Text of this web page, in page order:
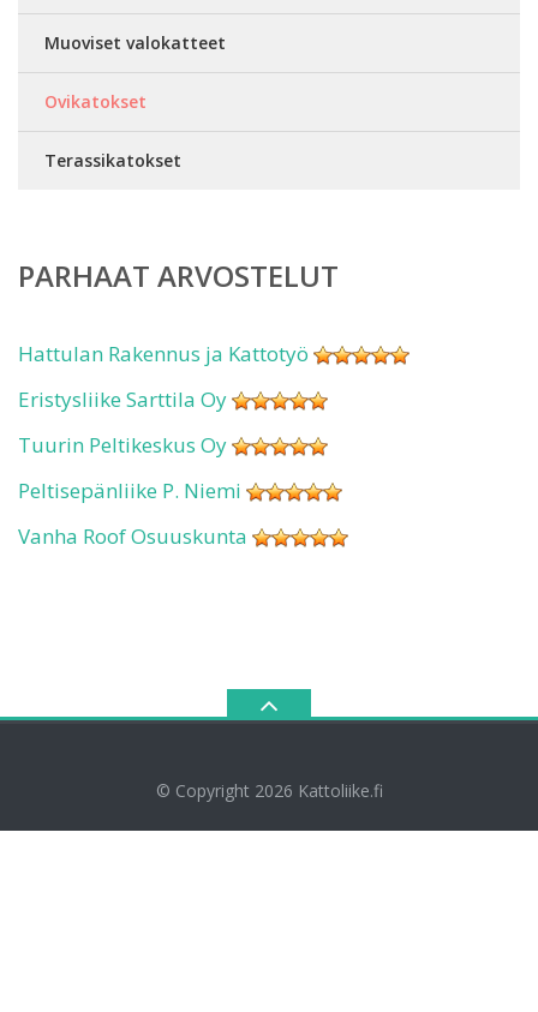
Muoviset valokatteet
Ovikatokset
Terassikatokset
PARHAAT ARVOSTELUT
Hattulan Rakennus ja Kattotyö
Eristysliike Sarttila Oy
Tuurin Peltikeskus Oy
Peltisepänliike P. Niemi
Vanha Roof Osuuskunta
© Copyright 2026 Kattoliike.fi